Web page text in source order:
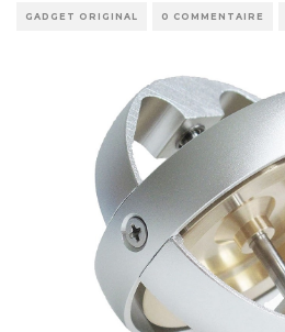
GADGET ORIGINAL 0 COMMENTAIRE